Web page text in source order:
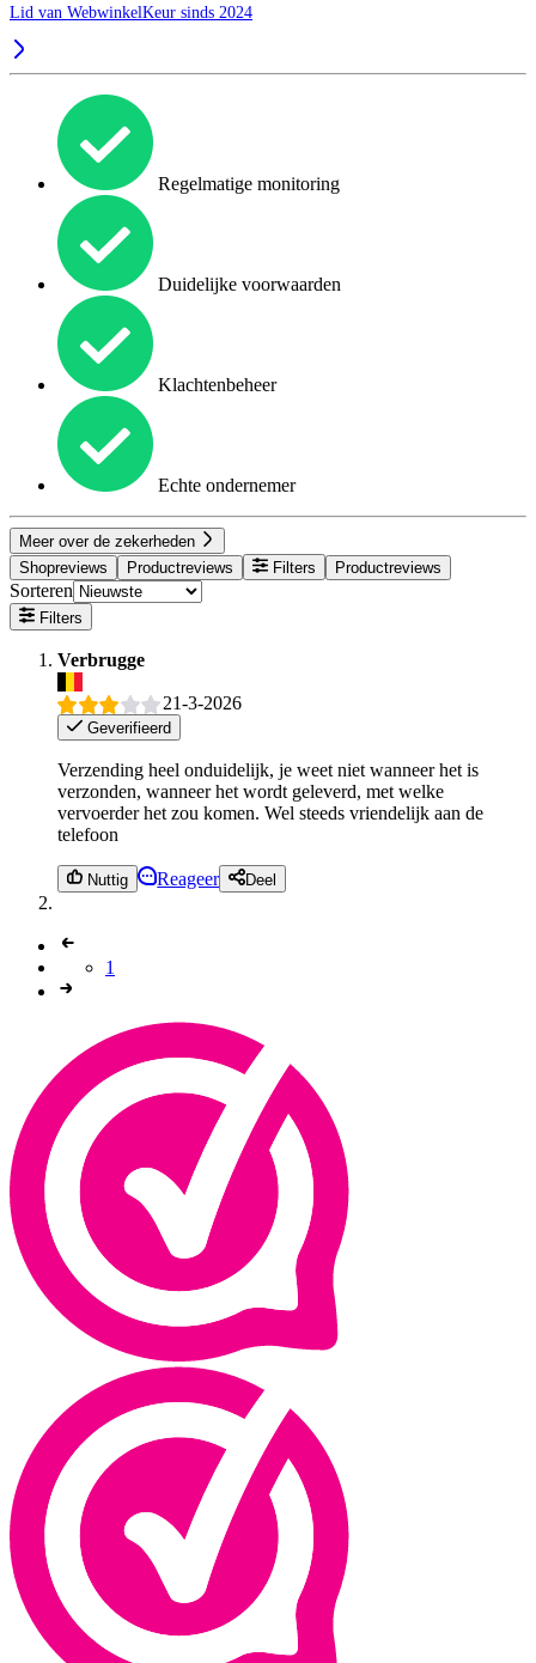
Lid van WebwinkelKeur sinds 2024
Regelmatige monitoring
Duidelijke voorwaarden
Klachtenbeheer
Echte ondernemer
Meer over de zekerheden
Shopreviews
Productreviews Filters Productreviews
Sorteren
Filters
Verbrugge
21-3-2026
Geverifieerd
Verzending heel onduidelijk, je weet niet wanneer het is
verzonden, wanneer het wordt geleverd, met welke
vervoerder het zou komen. Wel steeds vriendelijk aan de
telefoon
Nuttig Reageer Deel
1